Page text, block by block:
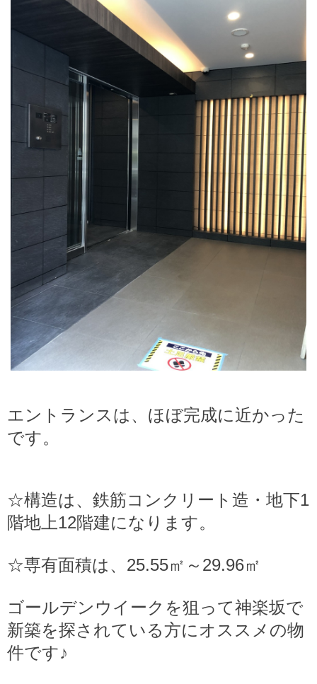
エントランスは、ほぼ完成に近かった
です。
☆構造は、鉄筋コンクリート造・地下1
階地上12階建になります。
☆専有面積は、25.55㎡～29.96㎡
ゴールデンウイークを狙って神楽坂で
新築を探されている方にオススメの物
件です♪